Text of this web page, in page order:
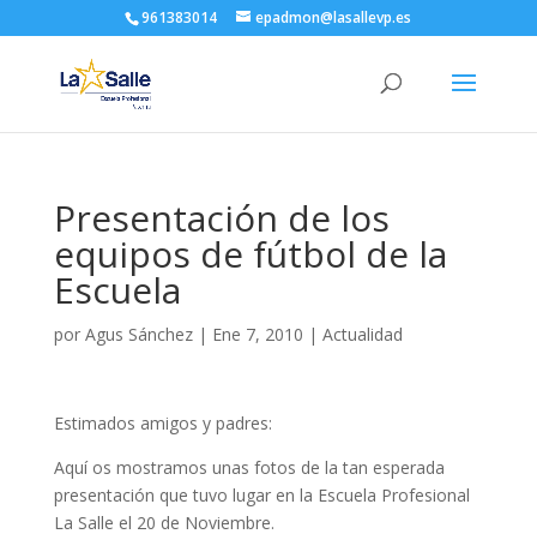
961383014 epadmon@lasallevp.es
Presentación de los
equipos de fútbol de la
Escuela
por Agus Sánchez| Ene 7, 2010 | Actualidad
Estimados amigos y padres:
Aquí os mostramos unas fotos de la tan esperada
presentación que tuvo lugar en la Escuela Profesional
La Salle el 20 de Noviembre.